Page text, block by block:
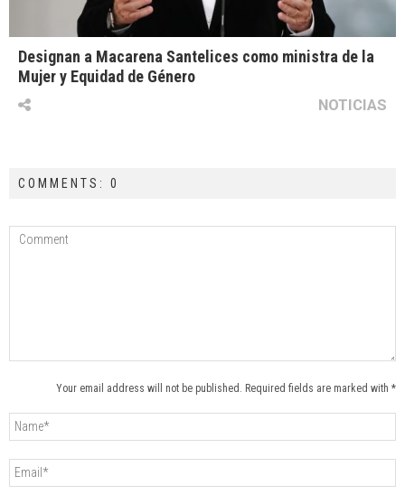
Designan a Macarena Santelices como ministra de la
Mujer y Equidad de Género
NOTICIAS
COMMENTS: 0
Your email address will not be published. Required fields are marked with *